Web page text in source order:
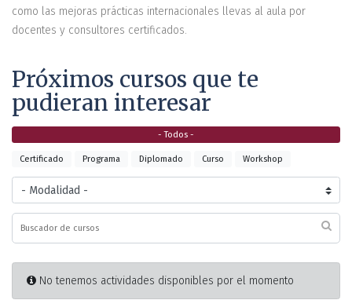
como las mejoras prácticas internacionales llevas al aula por
docentes y consultores certificados.
Próximos cursos que te
pudieran interesar
- Todos -
Certificado Programa Diplomado Curso Workshop
No tenemos actividades disponibles por el momento